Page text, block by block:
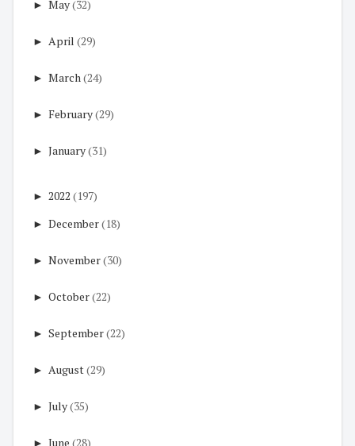
► May(32)
► April (29)
► March(24)
► February(29)
► January(31)
► 2022 (197)
► December(18)
► November(30)
► October(22)
► September(22)
► August(29)
► July(35)
► June (28)